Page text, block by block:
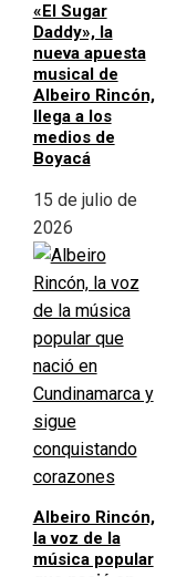
«El Sugar
Daddy», la
nueva apuesta
musical de
Albeiro Rincón,
llega a los
medios de
Boyacá
15 de julio de
2026
Albeiro Rincón,
la voz de la
música popular